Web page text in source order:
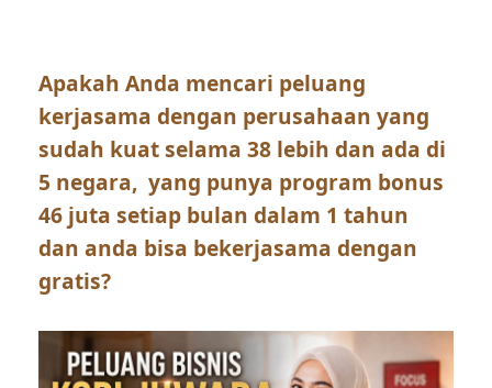
Apakah Anda mencari peluang
kerjasama dengan perusahaan yang
sudah kuat selama 38 lebih dan ada di
5 negara, yang punya program bonus
46 juta setiap bulan dalam 1 tahun
dan anda bisa bekerjasama dengan
gratis?